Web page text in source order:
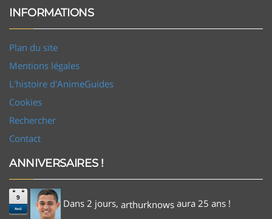
INFORMATIONS
Plan du site
Mentions légales
L'histoire d'AnimeGuides
Cookies
Rechercher
Contact
ANNIVERSAIRES !
9
Aoû Dans 2 jours, arthurknows aura 25 ans !